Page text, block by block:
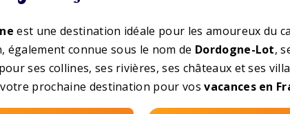
est une destination idéale pour les amoureux du
connue sous le nom de Dordogne-Lot,
ses collines, ses rivières, ses châteaux et ses
prochaine destination pour vosvacances en